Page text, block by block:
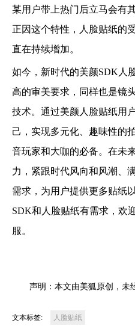
某用户带上热门后立马会有
正因这个特性，人脸贴纸的
直在持续增加。
如今，新时代的美颜SDK人
高的审美要求，同样也是镜
技术。通过美颜人脸贴纸用
己，实现多元化、趣味性的
音玩家和大咖的必备。在未
力，紧跟时代风向和风潮、
需求，为用户提供更多贴纸
SDK和人脸贴纸有需求，欢
服。
声明：本文由美狐原创，未
文本标签: 人脸贴纸